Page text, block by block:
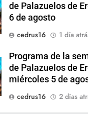
de Palazuelos de
6 de agosto
cedrus16
1 día
Programa de la
de Palazuelos de
miércoles 5 de
cedrus16
2 días